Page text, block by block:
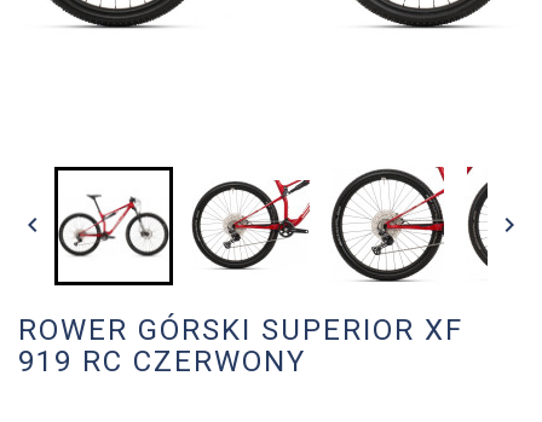
 
ROWER GÓRSKI SUPERIOR XF
919 RC CZERWONY